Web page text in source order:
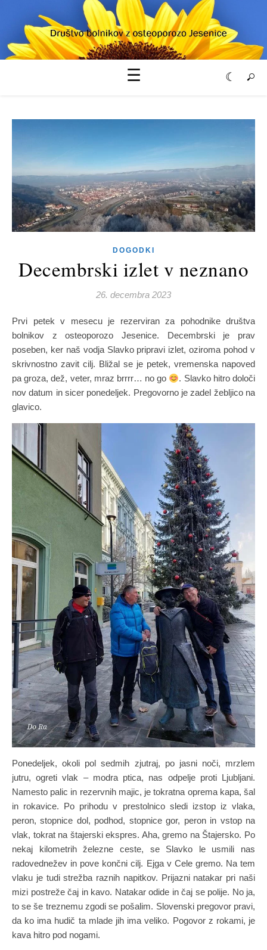
DOGODKI
Decembrski izlet v neznano
26. decembra 2023
Prvi petek v mesecu je rezerviran za pohodnike društva
bolnikov z osteoporozo Jesenice. Decembrski je prav
poseben, ker naš vodja Slavko pripravi izlet, oziroma pohod v
skrivnostno zavit cilj. Bližal se je petek, vremenska napoved
pa groza, dež, veter, mraz brrrr… no go
. Slavko hitro določi
nov datum in sicer ponedeljek. Pregovorno je zadel žebljico na
glavico.
Ponedeljek, okoli pol sedmih zjutraj, po jasni noči, mrzlem
jutru, ogreti vlak – modra ptica, nas odpelje proti Ljubljani.
Namesto palic in rezervnih majic, je tokratna oprema kapa, šal
in rokavice. Po prihodu v prestolnico sledi izstop iz vlaka,
peron, stopnice dol, podhod, stopnice gor, peron in vstop na
vlak, tokrat na štajerski ekspres. Aha, gremo na Štajersko. Po
nekaj kilometrih železne ceste, se Slavko le usmili nas
radovednežev in pove končni cilj. Ejga v Cele gremo. Na tem
vlaku je tudi strežba raznih napitkov. Prijazni natakar pri naši
mizi postreže čaj in kavo. Natakar odide in čaj se polije. No ja,
to se še treznemu zgodi se pošalim. Slovenski pregovor pravi,
da ko ima hudič ta mlade jih ima veliko. Pogovor z rokami, je
kava hitro pod nogami.